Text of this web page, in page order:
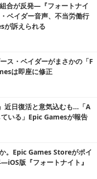
合が反発―『フォートナイ
ベイダー音声、不当労働行
が訴えられる
ス・ベイダーがまさかの「F
は即座に修正
近日復活と意気込むも...「A
いる」Epic Gamesが報告
。Epic Games Storeがポイ
版『フォートナイト』